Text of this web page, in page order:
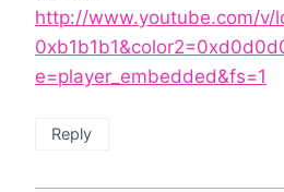
http://www.youtube.com/v/
e=player_embedded&fs=1
Reply